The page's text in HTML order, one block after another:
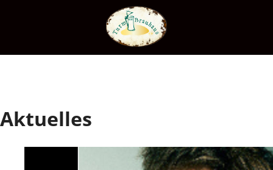
Aktuelles